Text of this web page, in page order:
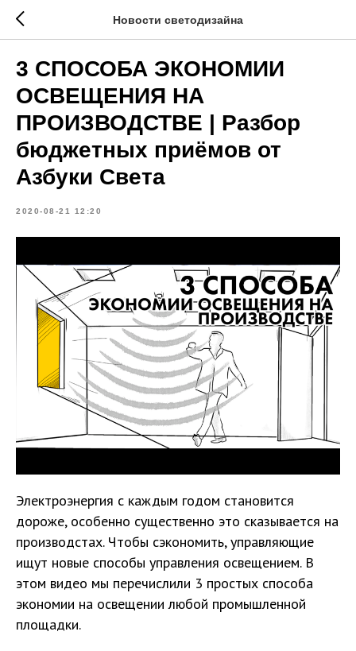
Новости светодизайна
3 СПОСОБА ЭКОНОМИИ
ОСВЕЩЕНИЯ НА
ПРОИЗВОДСТВЕ | Разбор
бюджетных приёмов от
Азбуки Света
2020-08-21 12:20
Электроэнергия с каждым годом становится
дороже, особенно существенно это сказывается на
производстах. Чтобы сэкономить, управляющие
ищут новые способы управления освещением. В
этом видео мы перечислили 3 простых способа
экономии на освещении любой промышленной
площадки.